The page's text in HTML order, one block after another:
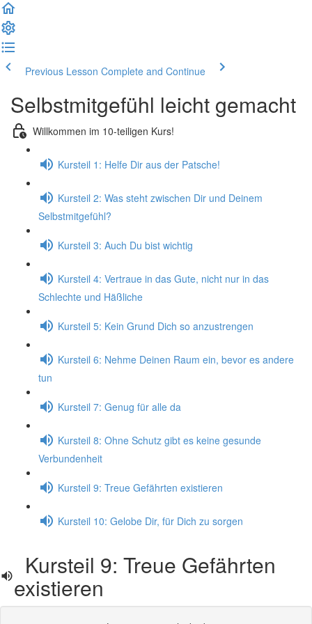
Previous Lesson Complete and Continue
Selbstmitgefühl leicht gemacht
Willkommen im 10-teiligen Kurs!
Kursteil 1: Helfe Dir aus der Patsche!
Kursteil 2: Was steht zwischen Dir und Deinem
Selbstmitgefühl?
Kursteil 3: Auch Du bist wichtig
Kursteil 4: Vertraue in das Gute, nicht nur in das
Schlechte und Häßliche
Kursteil 5: Kein Grund Dich so anzustrengen
Kursteil 6: Nehme Deinen Raum ein, bevor es andere
tun
Kursteil 7: Genug für alle da
Kursteil 8: Ohne Schutz gibt es keine gesunde
Verbundenheit
Kursteil 9: Treue Gefährten existieren
Kursteil 10: Gelobe Dir, für Dich zu sorgen
Kursteil 9: Treue Gefährten
existieren